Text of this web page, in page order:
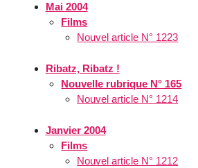
Mai 2004
Films
Nouvel article N° 1223
Ribatz, Ribatz !
Nouvelle rubrique N° 165
Nouvel article N° 1214
Janvier 2004
Films
Nouvel article N° 1212